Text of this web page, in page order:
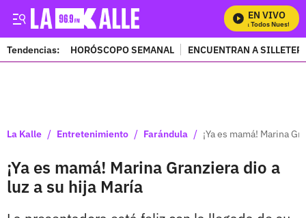
EN VIVO
Mira Todos Nuestros
Tendencias: HORÓSCOPO SEMANAL ENCUENTRAN A
La Kalle / Entretenimiento / Farándula / ¡Ya es mamá! Marina
¡Ya es mamá! Marina Granziera dio a
luz a su hija María